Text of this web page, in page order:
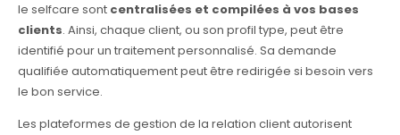
le selfcare sont centralisées et compilées à vos bases
clients. Ainsi, chaque client, ou son profil type, peut être
identifié pour un traitement personnalisé. Sa demande
qualifiée automatiquement peut être redirigée si besoin vers
le bon service.
Les plateformes de gestion de la relation client autorisent